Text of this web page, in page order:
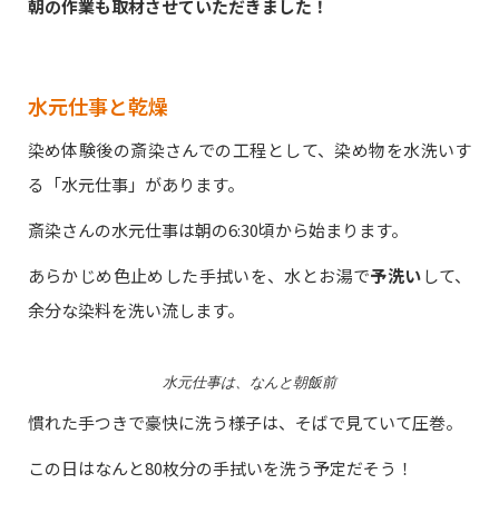
朝の作業も取材させていただきました！
水元仕事と乾燥
染め体験後の斎染さんでの工程として、染め物を水洗いす
る「水元仕事」があります。
斎染さんの水元仕事は朝の6:30頃から始まります。
あらかじめ色止めした手拭いを、水とお湯で予洗いして、
余分な染料を洗い流します。
水元仕事は、なんと朝飯前
慣れた手つきで豪快に洗う様子は、そばで見ていて圧巻。
この日はなんと80枚分の手拭いを洗う予定だそう！